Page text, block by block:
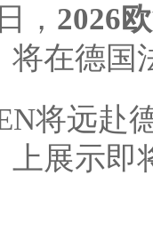
， 2026
将在德
将远赴
上展示即